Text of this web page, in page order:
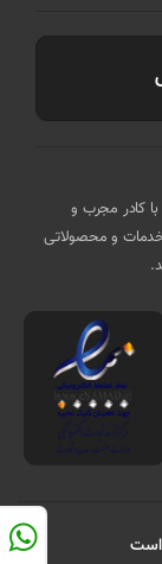
تجربه بیش از 35 سال با کادر مجرب و
و محصولاتی
است